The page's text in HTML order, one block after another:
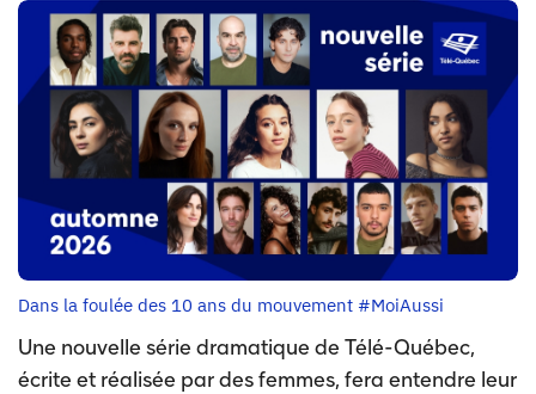
Dans la foulée des 10 ans du mouvement #MoiAussi
Une nouvelle série dramatique de Télé-Québec,
écrite et réalisée par des femmes, fera entendre leur